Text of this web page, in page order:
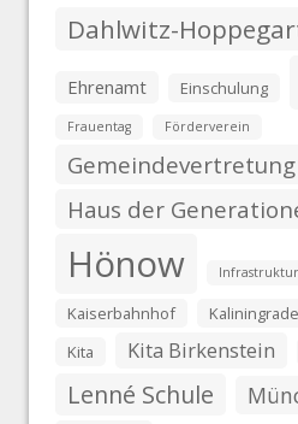
Dahlwitz-
Ehrenamt Einschulung
Frauentag Förderverein
Gemeindevertretung
Haus der
Hönow Infrastruktur
Kaiserbahnhof
Kita
Kita Birkenstein
Lenné Schule